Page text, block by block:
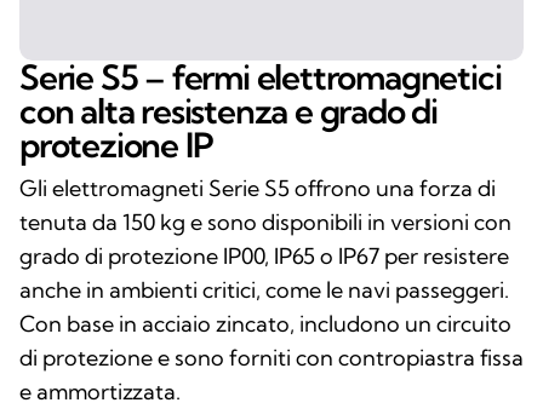
Serie S5 – fermi elettromagnetici
con alta resistenza e grado di
protezione IP
Gli elettromagneti Serie S5 offrono una forza di
tenuta da 150 kg e sono disponibili in versioni con
grado di protezione IP00, IP65 o IP67 per resistere
anche in ambienti critici, come le navi passeggeri.
Con base in acciaio zincato, includono un circuito
di protezione e sono forniti con contropiastra fissa
e ammortizzata.